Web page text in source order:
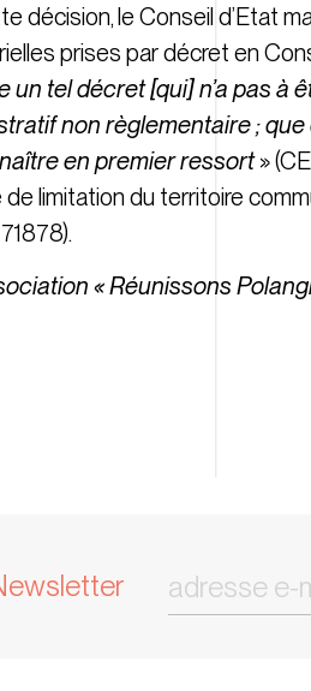
décision, le Conseil d’Etat
prises par décret en
un tel décret [qui] n’a pas à
non règlementaire ;
en premier ressort» (
de limitation du territoire
).
« Réunissons